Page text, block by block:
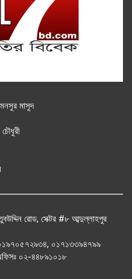
মাসুদ
রোড, সেক্টর #৮ আব্দুল্লাহপুর
০১৭১৩৩৯৪৭৯৯
০২-৪৪৮৯১০১৮